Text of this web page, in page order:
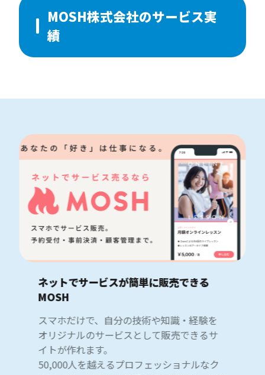
Super Effective!：効果抜群なコミュニケー
ションをとろう 最短でゴールに向かうため
のコミュニケーションを選択しよう。時に
Best Combo：強みを掛け算しよう ひとり
の力では、できないことがある。能力、思
考、リソース、人脈など我々が今持つ手札
を把握し、常識にとらわれぬコンボを模索
し続けよう。突出した個性の掛け合わせ
は、時に想像を超えたパワーを生み出す。
MOSH株式会社のサービス実
績
ネットでサービスが簡単に販売できる
MOSH
スマホだけで、自分の技術や知識・経験を
オリジナルのサービスとして販売できるサ
イトが作れます。
50,000人を越えるプロフェッショナルなク